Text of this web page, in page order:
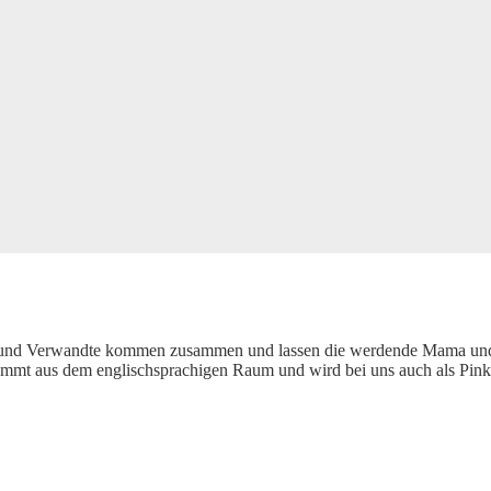
Verwandte kommen zusammen und lassen die werdende Mama
aus dem englischsprachigen Raum und wird bei uns auch als